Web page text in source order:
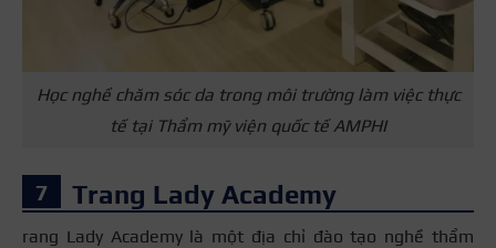
Học nghề chăm sóc da trong môi trường làm việc thực
tế tại Thẩm mỹ viện quốc tế AMPHI
Trang Lady Academy
rang Lady Academy là một địa chỉ đào tạo nghề thẩm